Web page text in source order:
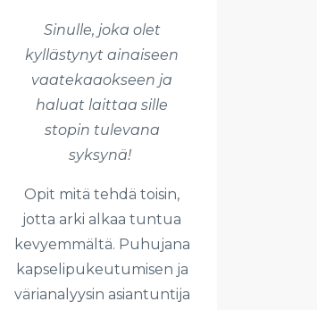
Sinulle, joka olet
kyllästynyt ainaiseen
vaatekaaokseen ja
haluat laittaa sille
stopin tulevana
syksynä!
Opit mitä tehdä toisin,
jotta arki alkaa tuntua
kevyemmältä. Puhujana
kapselipukeutumisen ja
värianalyysin asiantuntija